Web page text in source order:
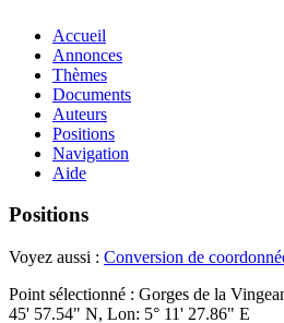
Accueil
Annonces
Thèmes
Documents
Auteurs
Positions
Navigation
Aide
Positions
Voyez aussi : Conversion de
Point sélectionné : Gorges de la
45' 57.54" N, Lon: 5° 11' 27.86" E